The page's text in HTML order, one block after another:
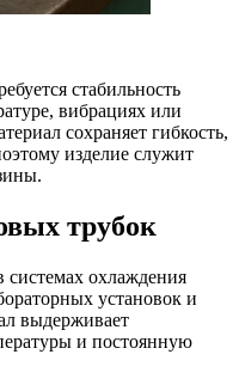
стабильность
вибрациях или
сохраняет гибкость,
изделие служит
трубок
охлаждения
установок и
выдерживает
и постоянную